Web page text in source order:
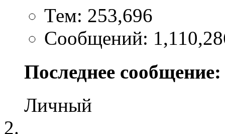
Тем: 253,696
Сообщений:
Последнее сообщение:
Личный